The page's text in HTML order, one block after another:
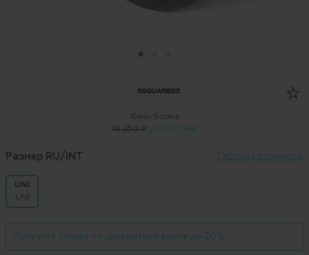
Бейсболка
18 250 ₽ 12 775 ₽ -30%
Размер RU/INT Таблица размеров
UNI
UNI
Получите скидку по дисконтной карте до 20%